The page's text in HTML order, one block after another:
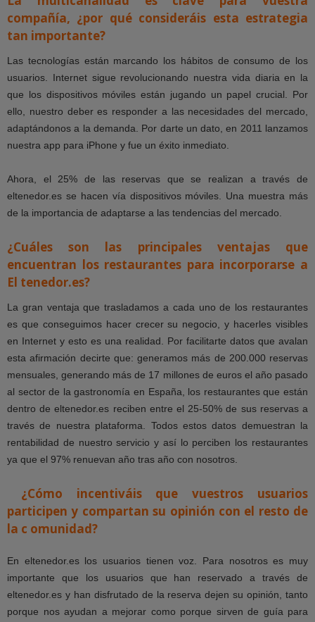
compañía, ¿por qué consideráis esta estrategia
tan importante?
Las tecnologías están marcando los hábitos de consumo de los
usuarios. Internet sigue revolucionando nuestra vida diaria en la
que los dispositivos móviles están jugando un papel crucial. Por
ello, nuestro deber es responder a las necesidades del mercado,
adaptándonos a la demanda. Por darte un dato, en 2011 lanzamos
nuestra app para iPhone y fue un éxito inmediato.
Ahora, el 25% de las reservas que se realizan a través de
eltenedor.es se hacen vía dispositivos móviles. Una muestra más
de la importancia de adaptarse a las tendencias del mercado.
¿Cuáles son las principales ventajas que
encuentran los restaurantes para incorporarse a
El tenedor.es?
La gran ventaja que trasladamos a cada uno de los restaurantes
es que conseguimos hacer crecer su negocio, y hacerles visibles
en Internet y esto es una realidad. Por facilitarte datos que avalan
esta afirmación decirte que: generamos más de 200.000 reservas
mensuales, generando más de 17 millones de euros el año pasado
al sector de la gastronomía en España, los restaurantes que están
dentro de eltenedor.es reciben entre el 25-50% de sus reservas a
través de nuestra plataforma. Todos estos datos demuestran la
rentabilidad de nuestro servicio y así lo perciben los restaurantes
ya que el 97% renuevan año tras año con nosotros.
¿Cómo incentiváis que
vuestros usuarios
participen y compartan su opinión con el resto de
la c omunidad?
En eltenedor.es los usuarios tienen voz. Para nosotros es muy
importante que los usuarios que han reservado a través de
eltenedor.es y han disfrutado de la reserva dejen su opinión, tanto
porque nos ayudan a mejorar como porque sirven de guía para